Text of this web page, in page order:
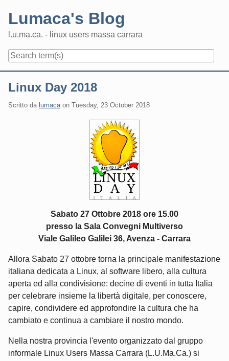
content
Lumaca's Blog
l.u.ma.ca. - linux users massa carrara
Linux Day 2018
Scritto da lumaca on Tuesday, 23 October 2018
Sabato 27 Ottobre 2018 ore 15.00
presso la Sala Convegni Multiverso
Viale Galileo Galilei 36, Avenza - Carrara
Allora Sabato 27 ottobre torna la principale manifestazione
italiana dedicata a Linux, al software libero, alla cultura
aperta ed alla condivisione: decine di eventi in tutta Italia
per celebrare insieme la libertà digitale, per conoscere,
capire, condividere ed approfondire la cultura che ha
cambiato e continua a cambiare il nostro mondo.
Nella nostra provincia l'evento organizzato dal gruppo
informale Linux Users Massa Carrara (L.U.Ma.Ca.) si